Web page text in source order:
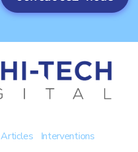
Articles Interventions